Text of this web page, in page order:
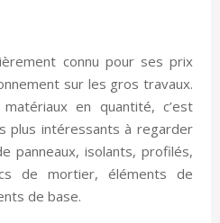
connu pour ses prix
sur les gros travaux.
en quantité, c’est
plus intéressants à regarder
panneaux, isolants, profilés,
de mortier, éléments de
de base.